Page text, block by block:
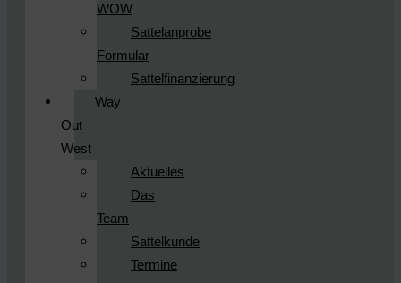
WOW
Sattelanprobe
Formular
Sattelfinanzierung
Way
Out
West
Aktuelles
Das
Team
Sattelkunde
Termine